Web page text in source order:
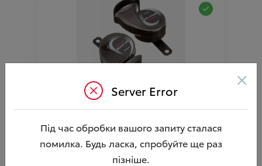
Сигнали звукові Premium Horn TOYOTA
Ціна аксесуара 9 106.33
Ціна з встановленням 10 231.33
Server Error ×
Під час обробки вашого запиту сталася
помилка. Будь ласка, спробуйте ще раз
пізніше.